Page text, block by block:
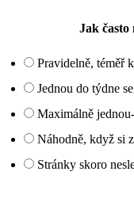
Jak často
Pravidelně, téměř
Jednou do týdne
Maximálně
Náhodně, když si
Stránky skoro